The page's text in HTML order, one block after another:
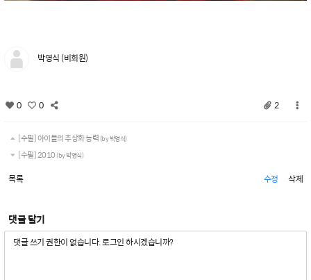
박영식 (비회원)
0 0 2
[수필] 아이들의 추상화 능력 (by 박영식)
[수필] 2010(by 박영식)
목록 수정 삭제
댓글 달기